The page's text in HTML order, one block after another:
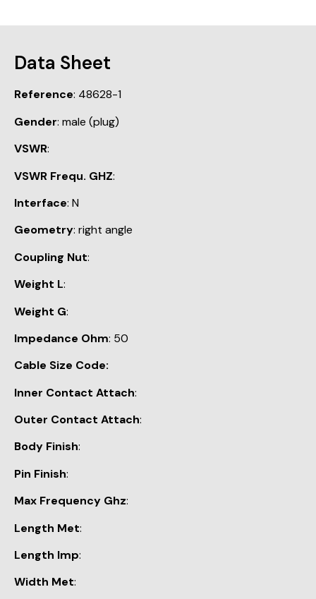
Data Sheet
Reference: 48628-1
Gender: male (plug)
VSWR:
VSWR Frequ. GHZ:
Interface: N
Geometry: right angle
Coupling Nut:
Weight L:
Weight G:
Impedance Ohm: 50
Cable Size Code:
Inner Contact Attach:
Outer Contact Attach:
Body Finish:
Pin Finish:
Max Frequency Ghz:
Length Met:
Length Imp:
Width Met: